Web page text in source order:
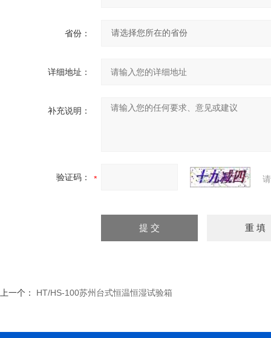
省份：
详细地址：
补充说明：
验证码：
上一个： HT/HS-100苏州台式恒温恒湿试验箱